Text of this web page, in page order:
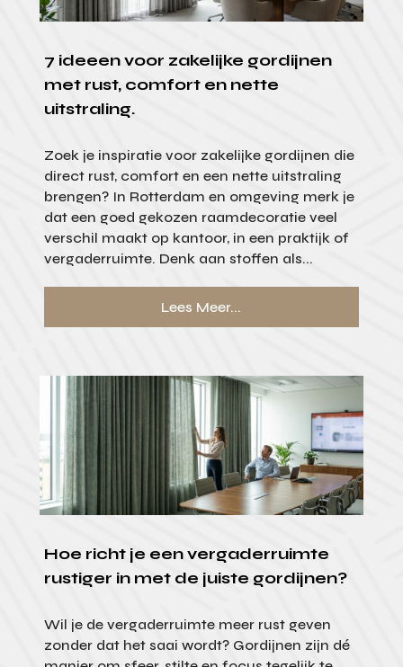
7 ideeen voor zakelijke gordijnen
met rust, comfort en nette
uitstraling.
Zoek je inspiratie voor zakelijke gordijnen die
direct rust, comfort en een nette uitstraling
brengen? In Rotterdam en omgeving merk je
dat een goed gekozen raamdecoratie veel
verschil maakt op kantoor, in een praktijk of
vergaderruimte. Denk aan stoffen als...
Lees Meer...
Hoe richt je een vergaderruimte
rustiger in met de juiste gordijnen?
Wil je de vergaderruimte meer rust geven
zonder dat het saai wordt? Gordijnen zijn dé